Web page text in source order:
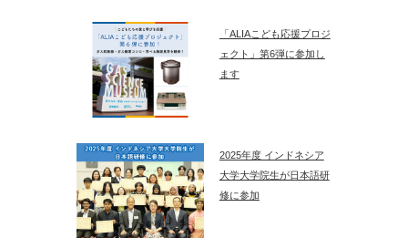
「ALIAこども応援プロジ
ェクト」第6弾に参加し
ます
2025年度 インドネシア
大学大学院生が日本語研
修に参加